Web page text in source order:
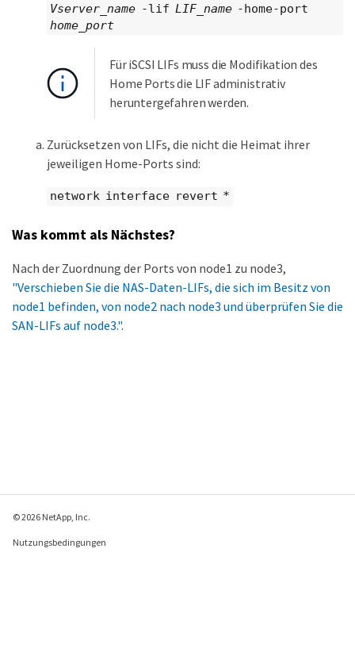
Vserver_name -lif LIF_name-home-port
home_port
Für iSCSI LIFs muss die Modifikation des
Home Ports die LIF administrativ
heruntergefahren werden.
Zurücksetzen von LIFs, die nicht die Heimat ihrer
jeweiligen Home-Ports sind:
network interface revert *
Was kommt als Nächstes?
Nach der Zuordnung der Ports von node1 zu node3,
"Verschieben Sie die NAS-Daten-LIFs, die sich im Besitz von
node1 befinden, von node2 nach node3 und überprüfen Sie die
SAN-LIFs auf node3.".
© 2026 NetApp, Inc.
Nutzungsbedingungen